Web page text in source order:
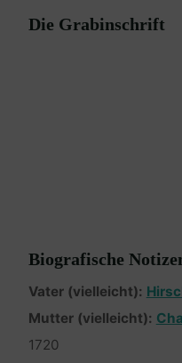
Die Grabinschrift
Biografische
Vater (vielleicht):
Mutter (vielleicht):
1720